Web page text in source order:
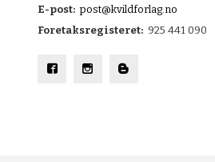
E-post: post@kvildforlag.no
Foretaksregisteret: 925 441 090